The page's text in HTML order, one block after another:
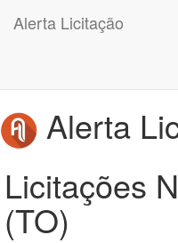
Alerta Licitação
Alerta
Licitações
(TO)